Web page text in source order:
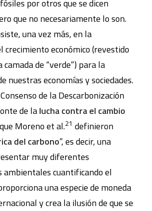
por otros que se dicen
que no necesariamente lo son.
una vez más, en la
crecimiento económico (revestido
de “verde”) para la
nuestras economías y sociedades.
de la Descarbonización
de lalucha contra el cambio
Moreno et al.21 definieron
del carbono”, es decir, una
muy diferentes
ambientales cuantificando el
una especie de moneda
y crea la ilusión de que se